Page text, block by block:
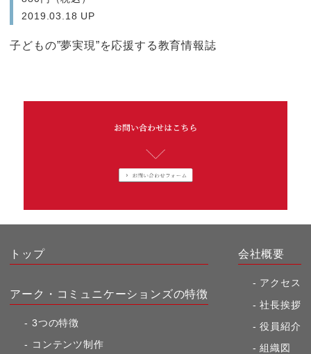
2019.03.18 UP
子どもの”夢実現”を応援する教育情報誌
トップ
アーク・コミュニケーションズの特徴
3つの特徴
コンテンツ制作
会社概要
アクセス
社長挨拶
役員紹介
組織図